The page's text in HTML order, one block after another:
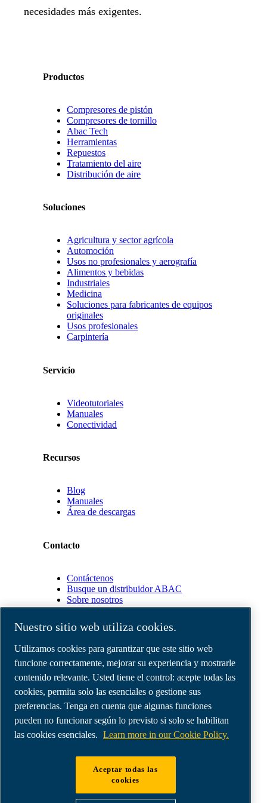
necesidades más exigentes.
Productos
Compresores de pistón
Compresores de tornillo
Abac Tech
Herramientas
Repuestos
Tratamiento del aire
Distribución de aire
Soluciones
Agricultura y sector agrícola
Automoción
Usos no profesionales y aerografía
Alimentos y bebidas
Industriales
Medicina
Soluciones para fabricantes de equipos
originales
Usos profesionales
Carpintería
Servicio
Videotutoriales
Manuales
Conectividad
Recursos
Blog
Manuales
Área de descargas
Contacto
Contáctenos
Busque un distribuidor ABAC
Sobre nosotros
Socios
Área
de
distribuidores
E-
Connect
2.0
Business
Portal
Gallery
Compresores de aire ABAC
Nuestro sitio web utiliza cookies.
Utilizamos cookies para garantizar que este sitio web
funcione correctamente, mejorar su experiencia y mostrarle
contenido relevante. Usted tiene el control: acepte todas las
cookies, permita solo las esenciales o gestione sus
preferencias. Tenga en cuenta que algunas funciones
pueden no funcionar según lo previsto si solo se habilitan
las cookies esenciales. Learn more in our Cookie Policy.
Aceptar todas las
cookies